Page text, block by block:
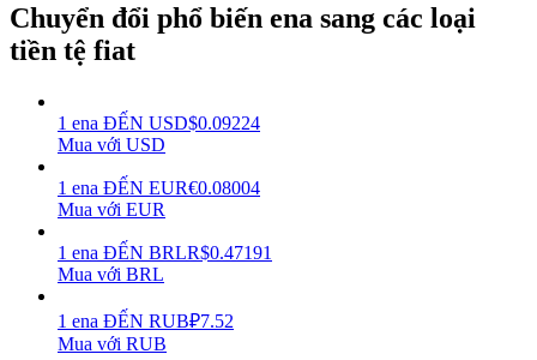
Power Piggy
Chuyển đổi phổ biến ena sang các loại
tiền tệ fiat
1 ena ĐẾN USD$0.09224
Mua với USD
1 ena ĐẾN EUR€0.08004
Mua với EUR
1 ena ĐẾN BRLR$0.47191
Mua với BRL
1 ena ĐẾN RUB₽7.52
Mua với RUB